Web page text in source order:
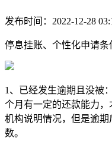
发布时间：2022-12-28
停息挂账、个性化申请条
1、已经发生逾期且没被
个月有一定的还款能力
机构说明情况，但是逾
数。